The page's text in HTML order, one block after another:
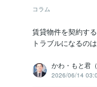
コラム
賃貸物件を契約す
トラブルになるの
かわ・もと君
2026/06/14